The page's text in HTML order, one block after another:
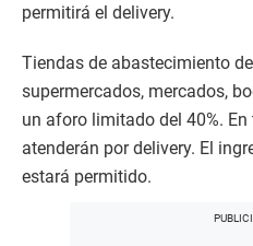
permitirá el delivery.
Tiendas de abastecimiento
supermercados, mercados,
un aforo limitado del 40%.
atenderán por delivery. El
estará permitido.